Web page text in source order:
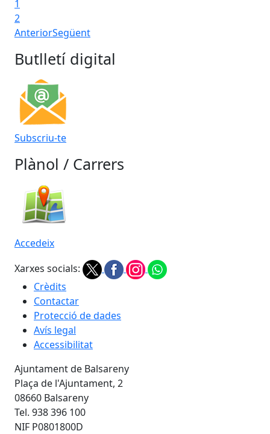
1
2
AnteriorSegüent
Butlletí digital
Subscriu-te
Plànol / Carrers
Accedeix
Xarxes socials:
Crèdits
Contactar
Protecció de dades
Avís legal
Accessibilitat
Ajuntament de Balsareny
Plaça de l'Ajuntament, 2
08660 Balsareny
Tel. 938 396 100
NIF P0801800D